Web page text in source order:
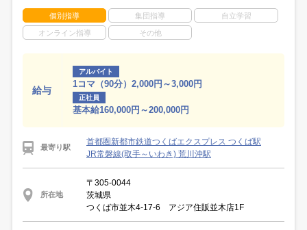
個別指導 集団指導 自立学習
オンライン指導 その他
給与
アルバイト
1コマ（90分）2,000円～3,000円
正社員
基本給160,000円～200,000円
最寄り駅
首都圏新都市鉄道つくばエクスプレス つくば駅
JR常磐線(取手～いわき) 荒川沖駅
所在地
〒305-0044
茨城県
つくば市並木4-17-6 アジア住販並木店1F